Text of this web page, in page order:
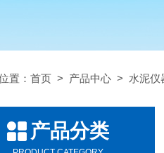
置： 首页 > 产品中心 > 水泥仪
产品分类